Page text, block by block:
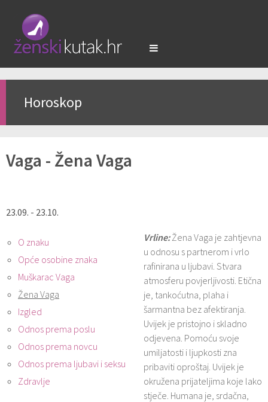
Horoskop
Vaga - Žena Vaga
23.09. - 23.10.
O znaku
Opće osobine znaka
Muškarac Vaga
Žena Vaga
Izgled
Odnos prema poslu
Odnos prema novcu
Odnos prema ljubavi i seksu
Zdravlje
Vrline:Žena Vaga je zahtjevna
u odnosu s partnerom i vrlo
rafinirana u ljubavi. Stvara
atmosferu povjerljivosti. Etična
je, tankoćutna, plaha i
šarmantna bez afektiranja.
Uvijek je pristojno i skladno
odjevena. Pomoću svoje
umiljatosti i ljupkosti zna
pribaviti oproštaj. Uvijek je
okružena prijateljima koje lako
stječe. Humana je, srdačna,